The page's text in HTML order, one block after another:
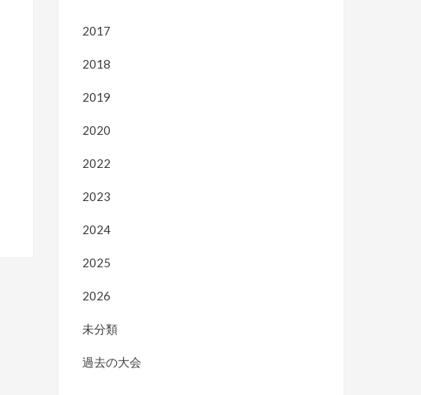
2017
2018
2019
2020
2022
2023
2024
2025
2026
未分類
過去の大会